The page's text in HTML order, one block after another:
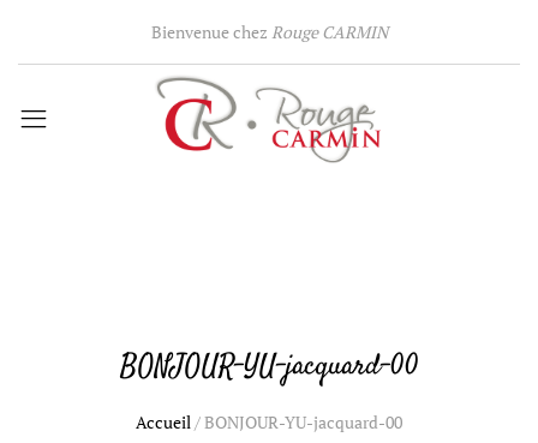
Bienvenue chez Rouge CARMIN
BONJOUR-YU-jacquard-00
Accueil/BONJOUR-YU-jacquard-00